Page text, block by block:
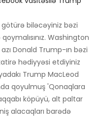
biləcəyiniz bəzi
Washington
Donald Trump-ın bəzi
hədiyyəsi etdiyiniz
Trump MacLeod
qoyulmuş 'Qonaqlara
köpüyü, alt paltar
alacaqları barədə